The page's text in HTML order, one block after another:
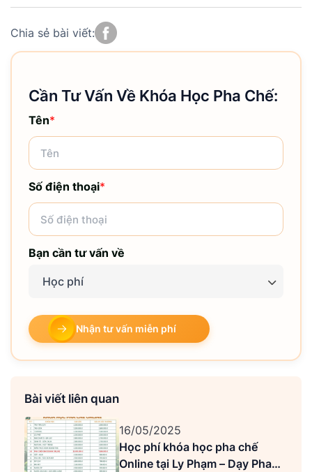
Chia sẻ bài viết:
Cần Tư Vấn Về Khóa Học Pha Chế:
Tên*
Số điện thoại*
Bạn cần tư vấn về
Học phí
Nhận tư vấn miễn phí
Bài viết liên quan
16/05/2025
Học phí khóa học pha chế
Online tại Ly Phạm – Dạy Pha